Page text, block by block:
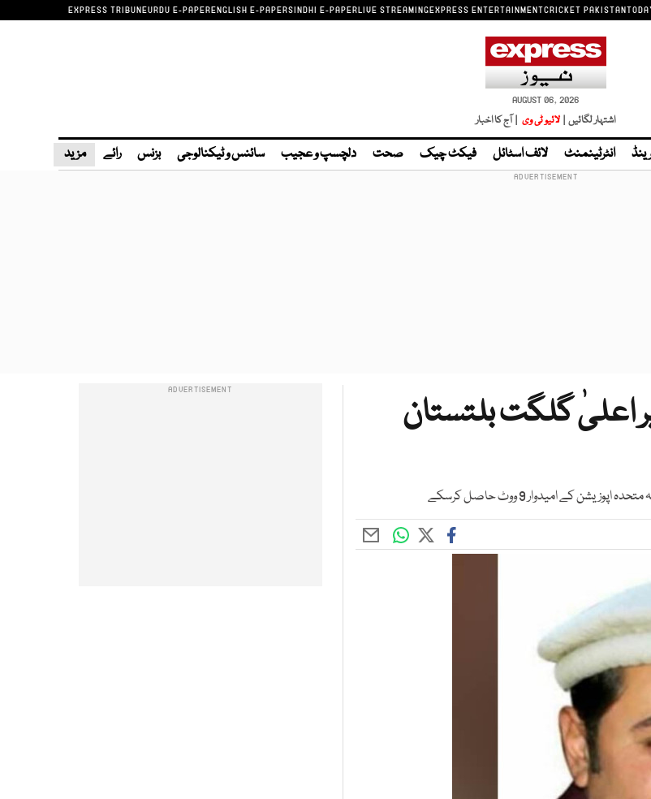
EXPRESS TRIBUNEURDU E-PAPERENGLISH E-PAPERSINDHI E-PAPERLIVE STREAMINGEXPRESS ENTERTAINMENTCRICKET PAKISTAN
AUGUST 06, 2026
اشتہار لگائیں | لائیو ٹی وی | آج کا اخبار
انٹرٹینمنٹ لائف اسٹائل فیکٹ چیک صحت دلچسپ و عجیب سائنس و ٹیکنالوجی بزنس رائے مزید
اعلیٰ گلگت بلتستان